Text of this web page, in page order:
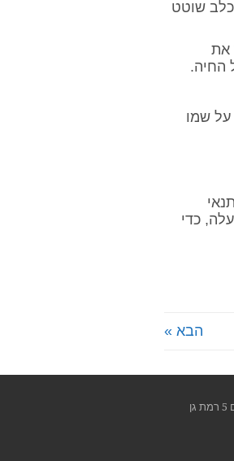
שוטט
את
החיה.
על שמו
כדי
הבא »